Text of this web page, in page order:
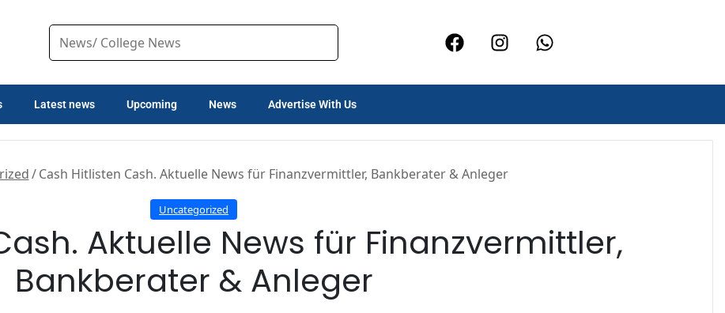
Latest news Upcoming News Advertise With Us
/ Cash Hitlisten Cash. Aktuelle News für Finanzvermittler, Bankberater & Anleger
Uncategorized
Aktuelle News für Finanzvermittler,
Bankberater & Anleger